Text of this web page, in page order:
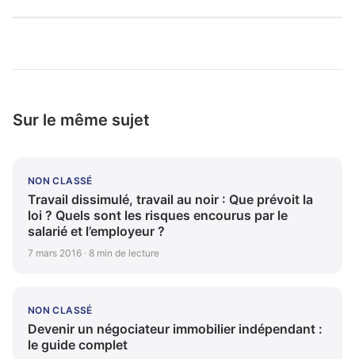
Sur le même sujet
NON CLASSÉ
Travail dissimulé, travail au noir : Que prévoit la
loi ? Quels sont les risques encourus par le
salarié et l’employeur ?
7 mars 2016 · 8 min de lecture
NON CLASSÉ
Devenir un négociateur immobilier indépendant :
le guide complet